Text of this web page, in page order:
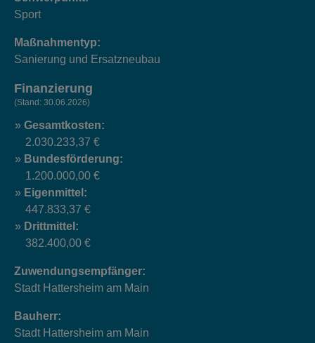
Sport
Maßnahmentyp:
Sanierung und Ersatzneubau
Finanzierung
(Stand: 30.06.2026)
Gesamtkosten:
2.030.233,37 €
Bundesförderung:
1.200.000,00 €
Eigenmittel:
447.833,37 €
Drittmittel:
382.400,00 €
Zuwendungsempfänger:
Stadt Hattersheim am Main
Bauherr:
Stadt Hattersheim am Main